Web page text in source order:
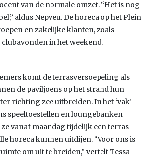
van de normale omzet. “Het is nog
aldus Nepveu. De horeca op het Plein
en zakelijke klanten, zoals
clubavonden in het weekend.
komt de terrasversoepeling als
de paviljoens op het strand hun
richting zee uitbreiden. In het ‘vak’
speeltoestellen en loungebanken
vanaf maandag tijdelijk een terras
horeca kunnen uitdijen. “Voor ons is
om uit te breiden,” vertelt Tessa